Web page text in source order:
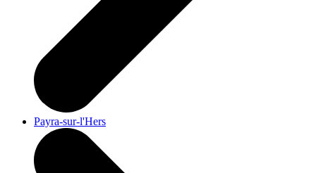
Payra-sur-l'Hers